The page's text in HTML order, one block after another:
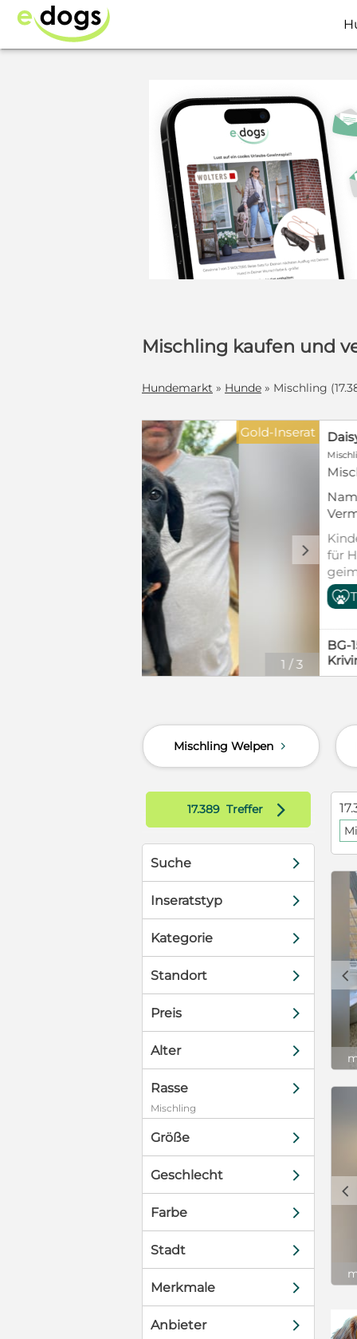
Mischling kaufen und
Hundemarkt » Hunde » Mischling
Blickfänger
c
mit Video
Mischling Welpen d
17.389 Treffer d
Suche d
Inseratstyp d
Kategorie d
Standort d
Preis d
Alter d
Rasse d
Mischling
Größe d
Geschlecht d
Farbe d
Stadt d
Merkmale d
Anbieter d
c
c